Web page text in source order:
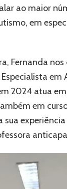
ao maior
em
Fernanda
em
2024 atua
em
sua